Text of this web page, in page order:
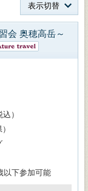
表示切替
会 奥穂高岳～
）
以下参加可能